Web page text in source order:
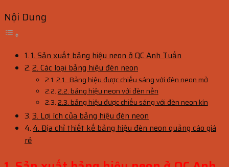
Nội Dung
1. Sản xuất bảng hiệu neon ở QC Anh Tuấn
2. Các loại bảng hiệu đèn neon
2.1. Bảng hiệu được chiếu sáng với đèn neon mở
2.2. bảng hiệu neon với đèn nền
2.3. bảng hiệu được chiếu sáng với đèn neon kín
3. Lợi ích của bảng hiệu đèn neon
4. Địa chỉ thiết kế bảng hiệu đèn neon quảng cáo giá
rẻ